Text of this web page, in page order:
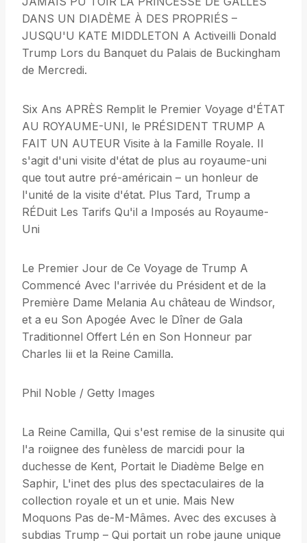
DANS UN DIADÈME À DES PROPRIÉS –
JUSQU'U KATE MIDDLETON A Activeilli Donald
Trump Lors du Banquet du Palais de Buckingham
de Mercredi.
Six Ans APRÈS Remplit le Premier Voyage d'ÉTAT
AU ROYAUME-UNI, le PRÉSIDENT TRUMP A
FAIT UN AUTEUR Visite à la Famille Royale. Il
s'agit d'uni visite d'état de plus au royaume-uni
que tout autre pré-américain – un honleur de
l'unité de la visite d'état. Plus Tard, Trump a
RÉDuit Les Tarifs Qu'il a Imposés au Royaume-
Uni
Le Premier Jour de Ce Voyage de Trump A
Commencé Avec l'arrivée du Président et de la
Première Dame Melania Au château de Windsor,
et a eu Son Apogée Avec le Dîner de Gala
Traditionnel Offert Lén en Son Honneur par
Charles Iii et la Reine Camilla.
Phil Noble / Getty Images
La Reine Camilla, Qui s'est remise de la sinusite qui
l'a roiignee des funèless de marcidi pour la
duchesse de Kent, Portait le Diadème Belge en
Saphir, L'inet des plus des spectaculaires de la
collection royale et un et unie. Mais New
Moquons Pas de-M-Mâmes. Avec des excuses à
subdias Trump – Qui portait un robe jaune unique